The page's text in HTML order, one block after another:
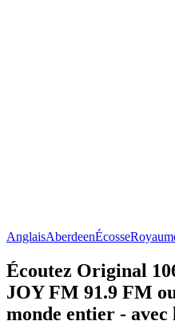
AnglaisAberdeenÉcosse
Écoutez Original
JOY FM 91.9 FM
monde entier -